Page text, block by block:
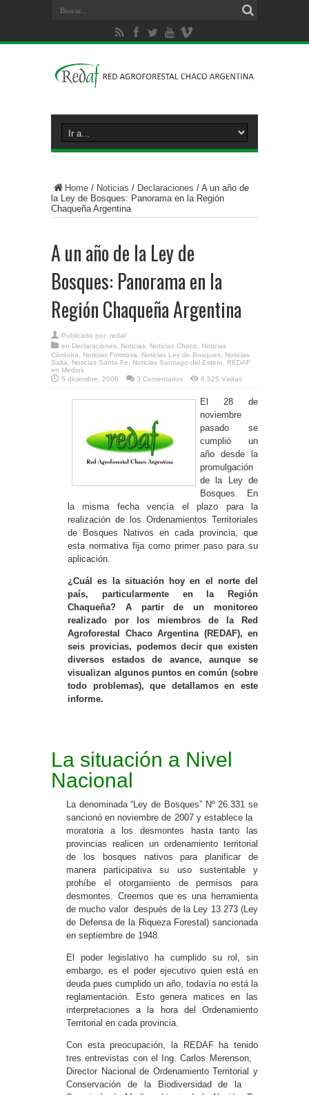
Home / Noticias / Declaraciones / A un año de
la Ley de Bosques: Panorama en la Región
Chaqueña Argentina
A un año de la Ley de
Bosques: Panorama en la
Región Chaqueña Argentina
Publicado por: redaf
en Declaraciones Noticias Noticias Chaco
Noticias
Córdoba
Noticias Formosa Noticias Ley de Bosques
Noticias
Salta
Noticias Santa Fe Noticias Santiago del Estero
REDAF
en Medios
5 diciembre, 2008
3 Comentarios 6,525 Visitas
El 28 de
noviembre
pasado se
cumplió un
año desde la
promulgación
de la Ley de
Bosques. En
la misma fecha vencía el plazo para la
realización de los Ordenamientos Territoriales
de Bosques Nativos en cada provincia, que
esta normativa fija como primer paso para su
aplicación.
¿Cuál es la situación hoy en el norte del
país, particularmente en la Región
Chaqueña? A partir de un monitoreo
realizado por los miembros de la Red
Agroforestal Chaco Argentina (REDAF), en
seis provicias, podemos decir que existen
diversos estados de avance, aunque se
visualizan algunos puntos en común (sobre
todo problemas), que detallamos en este
informe.
La situación a Nivel
Nacional
La denominada “Ley de Bosques” Nº 26.331 se
sancionó en noviembre de 2007 y establece la
moratoria a los desmontes hasta tanto las
provincias realicen un ordenamiento territorial
de los bosques nativos para planificar de
manera participativa su uso sustentable y
prohíbe el otorgamiento de permisos para
desmontes. Creemos que es una herramienta
de mucho valor después de la Ley 13.273 (Ley
de Defensa de la Riqueza Forestal) sancionada
en septiembre de 1948.
El poder legislativo ha cumplido su rol, sin
embargo, es el poder ejecutivo quien está en
deuda pues cumplido un año, todavía no está la
reglamentación. Esto genera matices en las
interpretaciones a la hora del Ordenamiento
Territorial en cada provincia.
Con esta preocupación, la REDAF ha tenido
tres entrevistas con el Ing. Carlos Merenson,
Director Nacional de Ordenamiento Territorial y
Conservación de la Biodiversidad de la